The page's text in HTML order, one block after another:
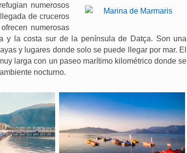
numerosos
de cruceros
numerosas
y la costa sur de la península de Datça. Son una
y lugares donde solo se puede llegar por mar. El
larga con un paseo marítimo kilométrico donde se
nocturno.